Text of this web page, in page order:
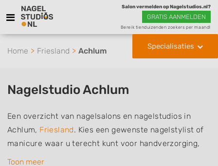
Salon vermelden op Nagelstudios.nl?
GRATIS AANMELDEN
Bereik tienduizenden zoekers per maand!
Specialisaties
Home Friesland Achlum
Nagelstudio Achlum
Een overzicht van nagelsalons en nagelstudios in
Achlum, Friesland. Kies een gewenste nagelstylist of
manicure waar u terecht kunt voor handverzorging,
nagelverzorging en soms ook voetverzorging. De
Toon meer